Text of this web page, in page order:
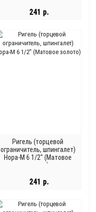
241 р.
Ригель (торцевой
ограничитель, шпингалет)
Нора-М 6 1/2" (Матовое
золото)
241 р.